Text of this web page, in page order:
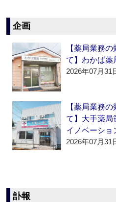
企画
【薬局業務
て】わかば薬
2026年07月31
【薬局業務
て】大手薬局
イノベーショ
2026年07月31
訃報